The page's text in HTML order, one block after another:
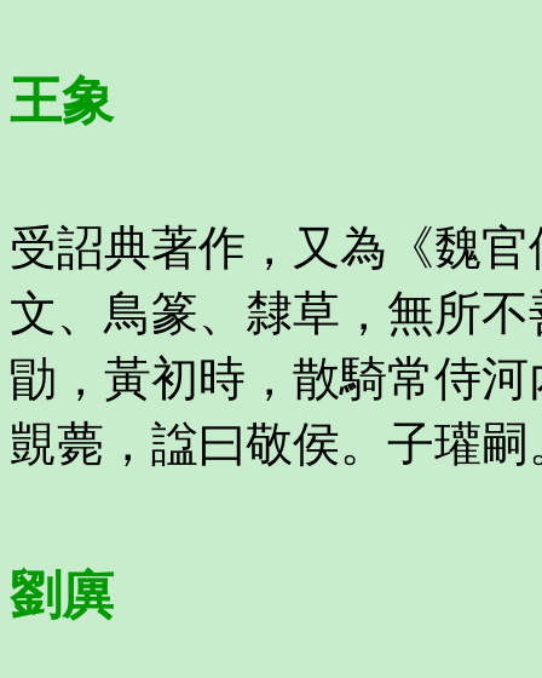
王象
受詔典著作，又為《魏
文、鳥篆、隸草，無所
勖，黃初時，散騎常侍
覬薨，諡曰敬侯。子瓘
劉廙